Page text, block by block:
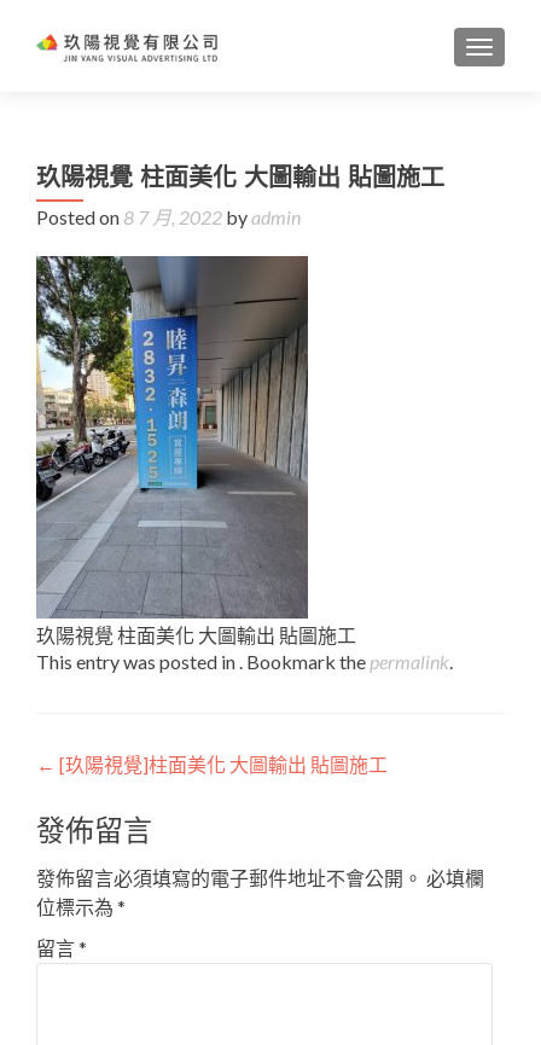
玖陽視覺 柱面美化 大圖輸出 貼圖施工
Posted on 8 7 月, 2022 byadmin
玖陽視覺 柱面美化 大圖輸出 貼圖施工
This entry was posted in . Bookmark the permalink.
Post
navigation
← [玖陽視覺]柱面美化 大圖輸出 貼圖施工
發佈留言
發佈留言必須填寫的電子郵件地址不會公開。 必填欄
位標示為 *
留言*